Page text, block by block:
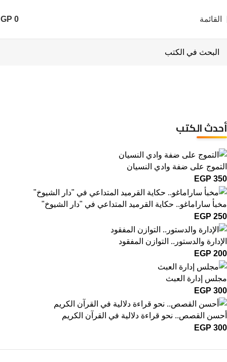
القائمة 0
أحدث الكتب
التموج على ضفة وادي النسيان
EGP 350
مخبأ ساراماغو.. حكاية القرميد المتداعي في "دار الشيوخ"
EGP 250
الإدارة والدستور.. التوازن المفقود
EGP 200
مجلس إدارة العبث
EGP 300
أحسن القصص.. نحو قراءة دلالية في القرآن الكريم
EGP 300